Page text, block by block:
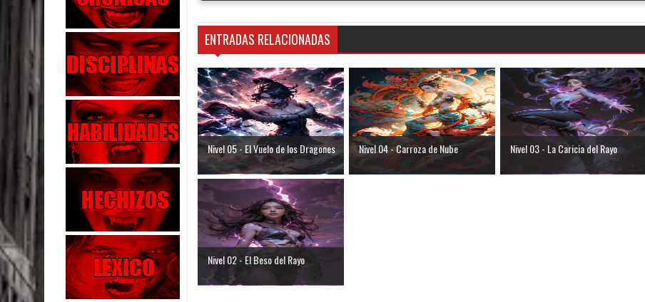
ENTRADAS RELACIONADAS
Nivel 05 - El Vuelo de los Dragones Nivel 04 - Carroza de Nube Nivel 03 - La Caricia del Rayo
Nivel 02 - El Beso del Rayo